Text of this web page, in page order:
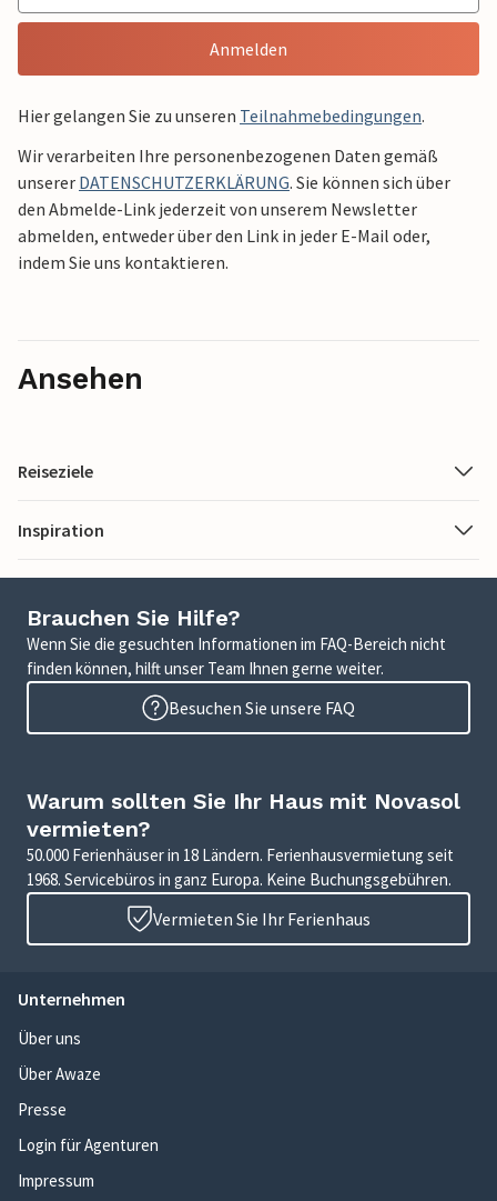
Anmelden
Hier gelangen Sie zu unseren Teilnahmebedingungen.
Wir verarbeiten Ihre personenbezogenen Daten gemäß
unserer DATENSCHUTZERKLÄRUNG. Sie können sich über
den Abmelde-Link jederzeit von unserem Newsletter
abmelden, entweder über den Link in jeder E-Mail oder,
indem Sie uns kontaktieren.
Ansehen
Reiseziele
Inspiration
Brauchen Sie Hilfe?
Wenn Sie die gesuchten Informationen im FAQ-Bereich nicht
finden können, hilft unser Team Ihnen gerne weiter.
Besuchen Sie unsere FAQ
Warum sollten Sie Ihr Haus mit Novasol
vermieten?
50.000 Ferienhäuser in 18 Ländern. Ferienhausvermietung seit
1968. Servicebüros in ganz Europa. Keine Buchungsgebühren.
Vermieten Sie Ihr Ferienhaus
Unternehmen
Über uns
Über Awaze
Presse
Login für Agenturen
Impressum